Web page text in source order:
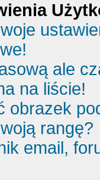
ale
na liście!
obrazek
rangę?
email,